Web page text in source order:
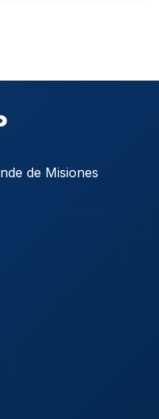
de Misiones